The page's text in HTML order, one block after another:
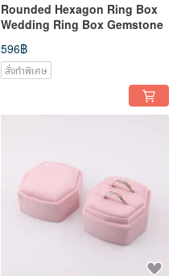
Rounded Hexagon Ring Box
Wedding Ring Box Gemstone
596฿
สั่งทำพิเศษ